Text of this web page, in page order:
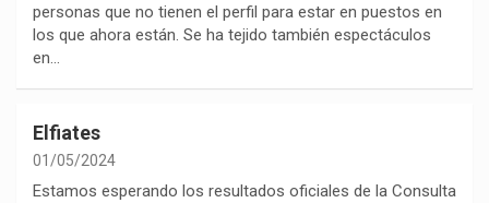
personas que no tienen el perfil para estar en puestos en
los que ahora están. Se ha tejido también espectáculos
en…
Elfiates
01/05/2024
Estamos esperando los resultados oficiales de la Consulta